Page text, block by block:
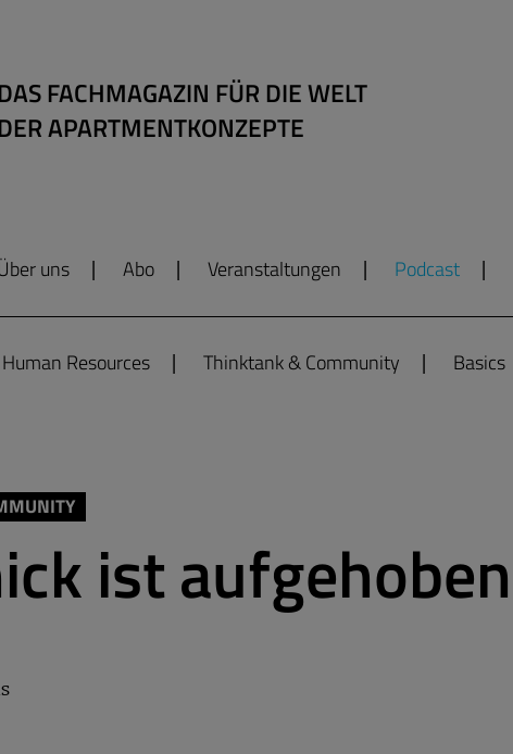
FACHMAGAZIN FÜR DIE WELT
APARTMENTKONZEPTE
uns Abo Veranstaltungen Podcast
Human Resources Thinktank & Community Basics
ist aufgehoben